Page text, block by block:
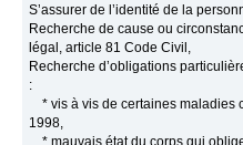
S’assurer de l’identité de la
Recherche de cause ou
légal, article 81 Code Civil,
Recherche d’obligations
:
* vis à vis de certaines maladies
1998,
* mauvais état du corps qui